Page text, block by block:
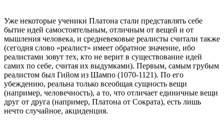
Уже некоторые ученики Платона стали представлять себе
бытие идей самостоятельным, отличным от вещей и от
мышления человека, и средневековые реалисты считали также
(сегодня слово «реалист» имеет обратное значение, ибо
реалистами зовут тех, кто не верит в существование идей
самих по себе, считая их выдумками). Первым, самым грубым
реалистом был Гийом из Шампо (1070-1121). По его
убеждению, реальна только всеобщая сущность вещи
(например, человечность), а то, что отличает единичные вещи
друг от друга (например, Платона от Сократа), есть лишь
нечто случайное, акциденция.